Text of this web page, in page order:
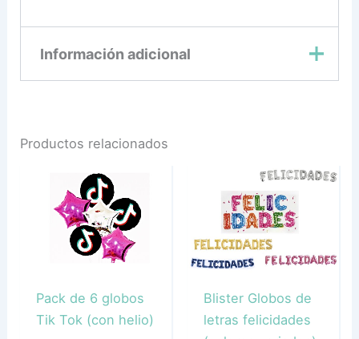
Información adicional
Color
Rosado, Tornasol
Productos relacionados
Pack de 6 globos
Tik Tok (con helio)
Blister Globos de
letras felicidades